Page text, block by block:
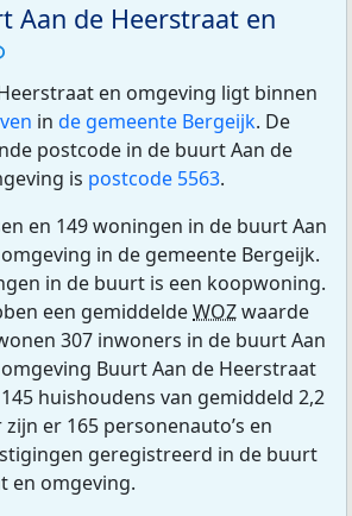
Aan de Heerstraat en
en omgeving ligt binnen
in de gemeente Bergeijk. De
postcode in de buurt Aan de
is postcode 5563.
en 149 woningen in de buurt Aan
in de gemeente Bergeijk.
in de buurt is een koopwoning.
een gemiddeldeWOZwaarde
307 inwoners in de buurt Aan
Buurt Aan de Heerstraat
huishoudens van gemiddeld 2,2
er 165 personenauto’s en
geregistreerd in de buurt
en omgeving.